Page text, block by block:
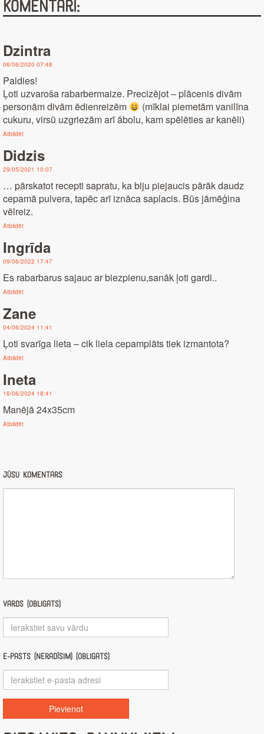
Komentāri:
Dzintra
06/06/2020 07:48
Paldies!
Ļoti uzvaroša rabarbermaize. Precizējot – plācenis divām
personām divām ēdienreizēm
(mīklai piemetām vanilīna
cukuru, virsū uzgriezām arī ābolu, kam spēlēties ar kanēli)
Atbildēt
Didzis
29/05/2021 10:07
… pārskatot recepti sapratu, ka biju piejaucis pārāk daudz
cepamā pulvera, tapēc arī iznāca saplacis. Būs jāmēģina
vēlreiz.
Atbildēt
Ingrīda
09/06/2022 17:47
Es rabarbarus sajauc ar biezpienu,sanāk ļoti gardi..
Atbildēt
Zane
04/06/2024 11:41
Ļoti svarīga lieta – cik liela cepamplāts tiek izmantota?
Atbildēt
Ineta
16/06/2024 18:41
Manējā 24x35cm
Atbildēt
Jūsu komentārs
Vārds (obligāts)
E-pasts (nerādīsim) (obligāts)